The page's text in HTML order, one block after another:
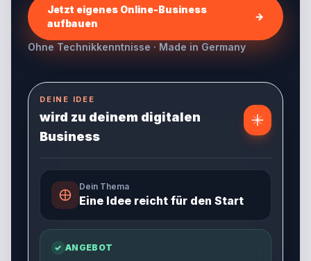
Jetzt eigenes Online-Business
aufbauen
→
Ohne Technikkenntnisse · Made in Germany
DEINE IDEE
wird zu deinem digitalen
Business
Dein Thema
Eine Idee reicht für den Start
✓ ANGEBOT